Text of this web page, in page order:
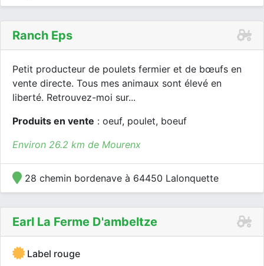
Ranch Eps
Petit producteur de poulets fermier et de bœufs en
vente directe. Tous mes animaux sont élevé en
liberté. Retrouvez-moi sur...
Produits en vente : oeuf, poulet, boeuf
Environ 26.2 km de Mourenx
28 chemin bordenave à 64450 Lalonquette
Earl La Ferme D'ambeltze
Label rouge